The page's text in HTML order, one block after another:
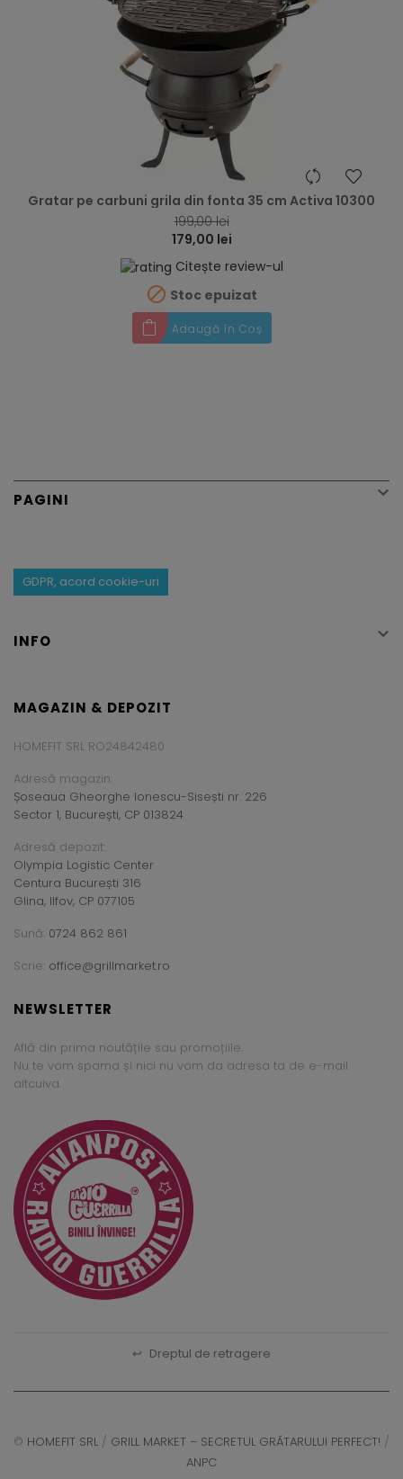
Gratar pe carbuni grila din fonta 35 cm Activa 10300
199,00 lei
179,00 lei
Citește review-ul
 Stoc epuizat
Adaugă în Coș
PAGINI 
GDPR, acord cookie-uri
INFO 
MAGAZIN & DEPOZIT
HOMEFIT SRL RO24842480
Adresă magazin:
Șoseaua Gheorghe Ionescu-Sisești nr. 226
Sector 1, București, CP 013824
Adresă depozit:
Olympia Logistic Center
Centura București 316
Glina, Ilfov, CP 077105
Sună: 0724 862 861
Scrie: office@grillmarket.ro
NEWSLETTER
Află din prima noutățile sau promoțiile.
Nu te vom spama și nici nu vom da adresa ta de e-mail
altcuiva.
↩ Dreptul de retragere
© HOMEFIT SRL / GRILL MARKET – SECRETUL GRĂTARULUI PERFECT! /
ANPC